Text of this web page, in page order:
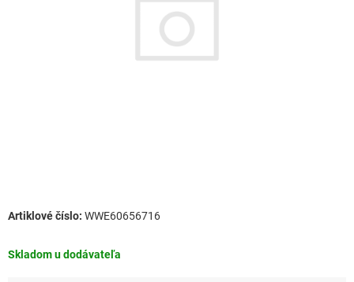
Skladom u dodávateľa
WWE60656716